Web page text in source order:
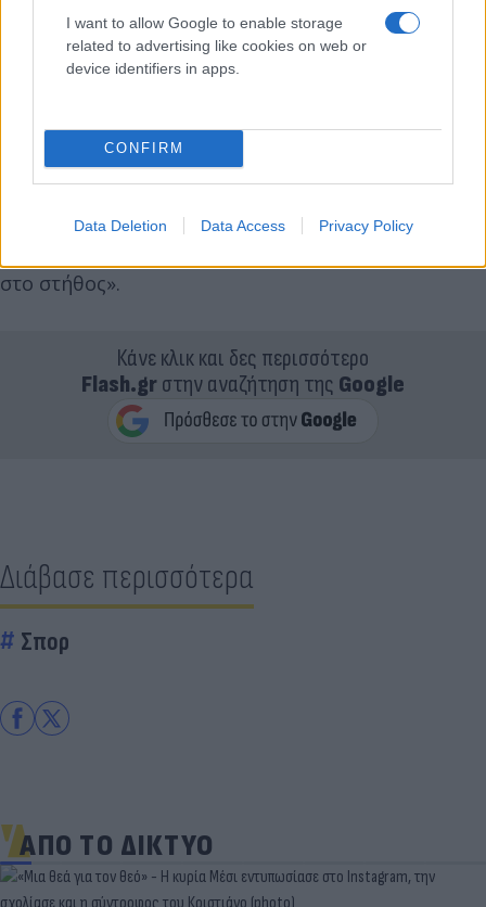
I want to allow Google to enable storage
related to advertising like cookies on web or
device identifiers in apps.
CONFIRM
Data Deletion Data Access Privacy Policy
και του ευχόμαστε να πανηγυρίσει τίτλους και
στο στήθος».
Κάνε κλικ και δες περισσότερο
Flash.grστην αναζήτηση της Google
Διάβασε περισσότερα
Σπορ
ΑΠΟ ΤΟ ΔΙΚΤΥΟ